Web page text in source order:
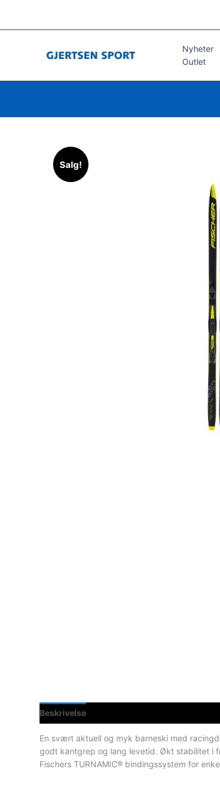
til
Nyheter
Outlet
Salg!
Beskrivelse
En svært aktuell og myk barneski med
godt kantgrep og lang levetid. Økt stabilitet i
Fischers TURNAMIC® bindingssystem for